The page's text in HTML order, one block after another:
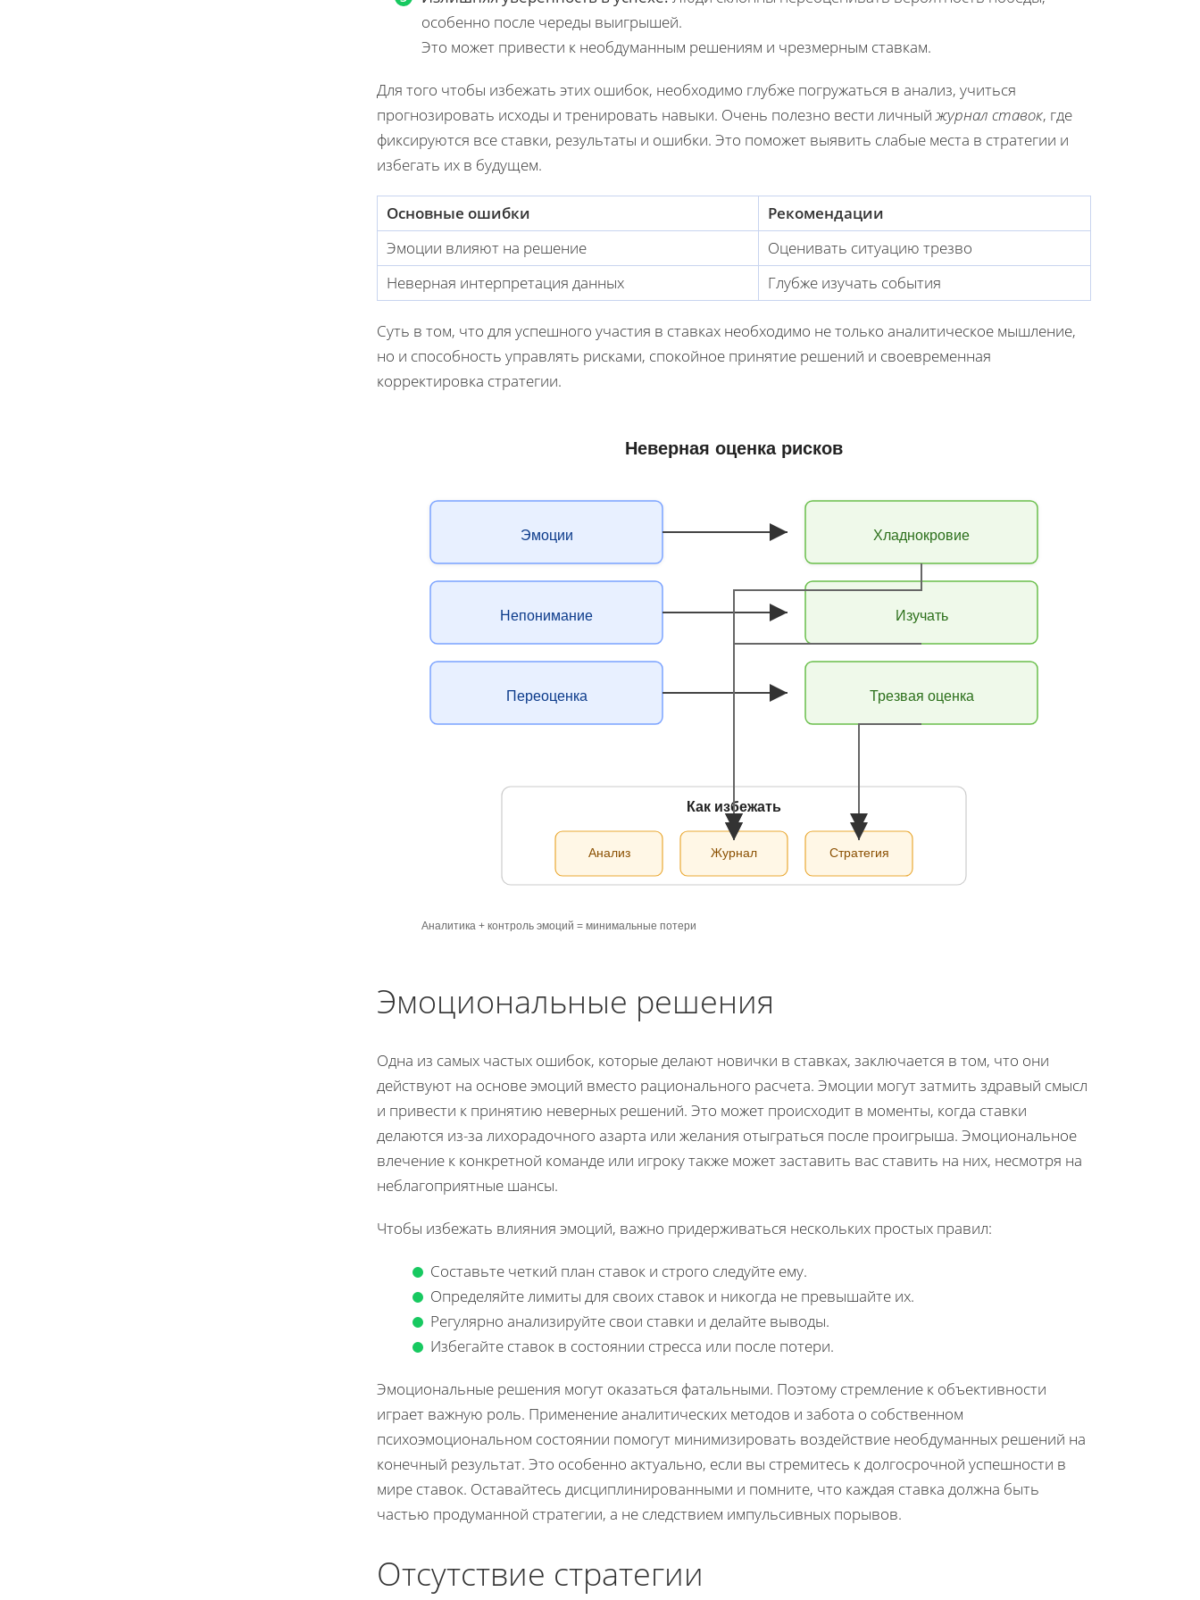
особенно после череды выигрышей.
Это может привести к необдуманным решениям и чрезмерным ставкам.
Для того чтобы избежать этих ошибок, необходимо глубже погружаться в анализ, учиться
прогнозировать исходы и тренировать навыки. Очень полезно вести личныйжурнал ставок, где
фиксируются все ставки, результаты и ошибки. Это поможет выявить слабые места в стратегии и
избегать их в будущем.
Основные ошибки
Рекомендации
Эмоции влияют на решение
Оценивать ситуацию трезво
Неверная интерпретация данных
Глубже изучать события
Суть в том, что для успешного участия в ставках необходимо не только аналитическое мышление,
но и способность управлять рисками, спокойное принятие решений и своевременная
корректировка стратегии.
Неверная оценка рисков
Эмоции
Непонимание
Переоценка
Хладнокровие
Изучать
Трезвая оценка
Как избежать
Анализ Журнал Стратегия
Аналитика + контроль эмоций = минимальные потери
Эмоциональные решения
Одна из самых частых ошибок, которые делают новички в ставках, заключается в том, что они
действуют на основе эмоций вместо рационального расчета. Эмоции могут затмить здравый смысл
и привести к принятию неверных решений. Это может происходит в моменты, когда ставки
делаются из-за лихорадочного азарта или желания отыграться после проигрыша. Эмоциональное
влечение к конкретной команде или игроку также может заставить вас ставить на них, несмотря на
неблагоприятные шансы.
Чтобы избежать влияния эмоций, важно придерживаться нескольких простых правил:
Составьте четкий план ставок и строго следуйте ему.
Определяйте лимиты для своих ставок и никогда не превышайте их.
Регулярно анализируйте свои ставки и делайте выводы.
Избегайте ставок в состоянии стресса или после потери.
Эмоциональные решения могут оказаться фатальными. Поэтому стремление к объективности
играет важную роль. Применение аналитических методов и забота о собственном
психоэмоциональном состоянии помогут минимизировать воздействие необдуманных решений на
конечный результат. Это особенно актуально, если вы стремитесь к долгосрочной успешности в
мире ставок. Оставайтесь дисциплинированными и помните, что каждая ставка должна быть
частью продуманной стратегии, а не следствием импульсивных порывов.
Отсутствие стратегии